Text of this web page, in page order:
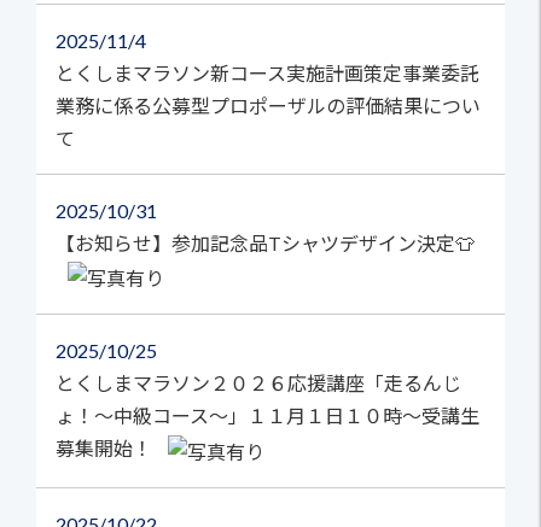
2025 11/4
とくしまマラソン新コース実施計画策定事業委託
業務に係る公募型プロポーザルの評価結果につい
て
2025 10/31
【お知らせ】参加記念品Tシャツデザイン決定👕
2025 10/25
とくしまマラソン２０２６応援講座「走るんじ
ょ！～中級コース～」１１月１日１０時～受講生
募集開始！